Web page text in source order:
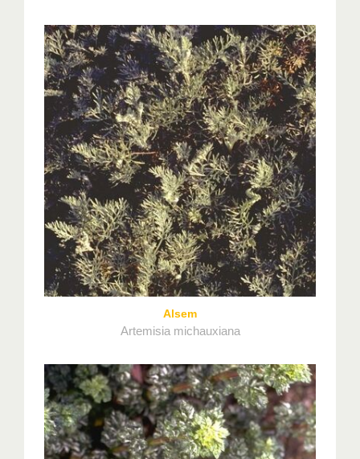
Alsem
Artemisia michauxiana